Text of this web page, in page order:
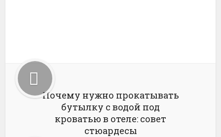
Почему нужно прокатывать
бутылку с водой под
кроватью в отеле: совет
стюардесы